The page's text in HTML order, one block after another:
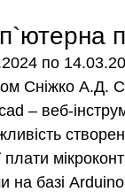
по
Сніжко А.Д.
– веб-
плати
на базі